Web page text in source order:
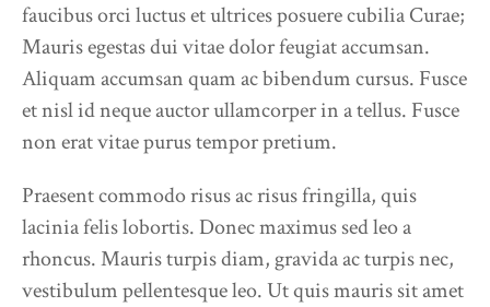
faucibus orci luctus et ultrices posuere cubilia Curae;
Mauris egestas dui vitae dolor feugiat accumsan.
Aliquam accumsan quam ac bibendum cursus. Fusce
et nisl id neque auctor ullamcorper in a tellus. Fusce
non erat vitae purus tempor pretium.
Praesent commodo risus ac risus fringilla, quis
lacinia felis lobortis. Donec maximus sed leo a
rhoncus. Mauris turpis diam, gravida ac turpis nec,
vestibulum pellentesque leo. Ut quis mauris sit amet